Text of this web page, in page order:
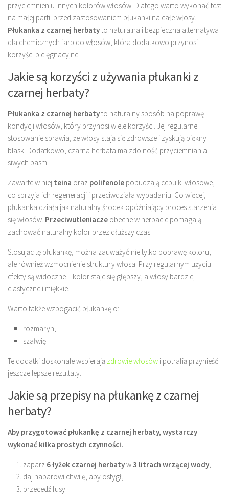
przyciemnieniu innych kolorów włosów. Dlatego warto wykonać test
na małej partii przed zastosowaniem płukanki na całe włosy.
Płukanka z czarnej herbatyto naturalna i bezpieczna alternatywa
dla chemicznych farb do włosów, która dodatkowo przynosi
korzyści pielęgnacyjne.
Jakie są korzyści z używania płukanki z
czarnej herbaty?
Płukanka z czarnej herbatyto naturalny sposób na poprawę
kondycji włosów, który przynosi wiele korzyści. Jej regularne
stosowanie sprawia, że włosy stają się zdrowsze i zyskują piękny
blask. Dodatkowo, czarna herbata ma zdolność przyciemniania
siwych pasm.
Zawarte w niej teina oraz polifenole pobudzają cebulki włosowe,
co sprzyja ich regeneracji i przeciwdziała wypadaniu. Co więcej,
płukanka działa jak naturalny środek opóźniający proces starzenia
się włosów. Przeciwutleniacze obecne w herbacie pomagają
zachować naturalny kolor przez dłuższy czas.
Stosując tę płukankę, można zauważyć nie tylko poprawę koloru,
ale również wzmocnienie struktury włosa. Przy regularnym użyciu
efekty są widoczne – kolor staje się głębszy, a włosy bardziej
elastyczne i miękkie.
Warto także wzbogacić płukankę o:
rozmaryn,
szałwię.
Te dodatki doskonale wspierają zdrowie włosów i potrafią przynieść
jeszcze lepsze rezultaty.
Jakie są przepisy na płukankę z czarnej
herbaty?
Aby przygotować płukankę z czarnej herbaty, wystarczy
wykonać kilka prostych czynności.
zaparz 6 łyżek czarnej herbatyw3 litrach wrzącej wody,
daj naparowi chwilę, aby ostygł,
przecedź fusy.